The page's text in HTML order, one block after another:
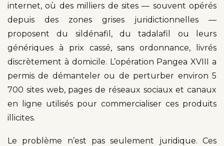
internet, où des milliers de sites — souvent opérés
depuis des zones grises juridictionnelles —
proposent du sildénafil, du tadalafil ou leurs
génériques à prix cassé, sans ordonnance, livrés
discrètement à domicile. L’opération Pangea XVIII a
permis de démanteler ou de perturber environ 5
700 sites web, pages de réseaux sociaux et canaux
en ligne utilisés pour commercialiser ces produits
illicites.
Le problème n’est pas seulement juridique. Ces